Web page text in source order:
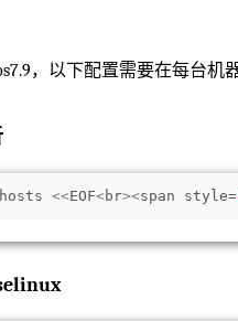
，以下配置需要在每台机
<<EOF<br><span style=